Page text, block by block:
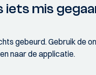
iets mis
gebeurd. Gebruik de
naar de applicatie.